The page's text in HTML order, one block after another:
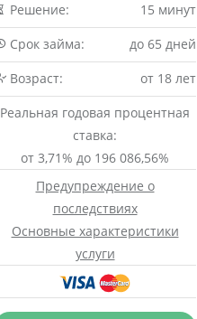
Решение:
15 минут
Срок займа:
до 65 дней
Возраст:
от 18 лет
Реальная годовая процентная
ставка:
от 3,71% до 196 086,56%
Предупреждение о
последствиях
Основные характеристики
услуги